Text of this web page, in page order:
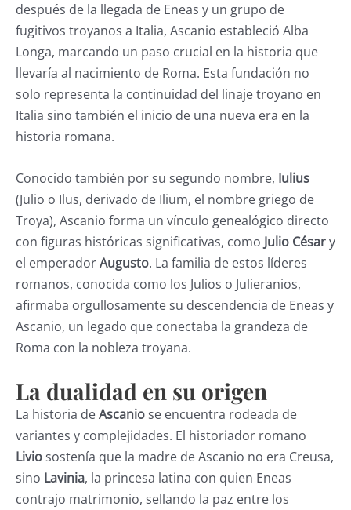
después de la llegada de Eneas y un grupo de
fugitivos troyanos a Italia, Ascanio estableció Alba
Longa, marcando un paso crucial en la historia que
llevaría al nacimiento de Roma. Esta fundación no
solo representa la continuidad del linaje troyano en
Italia sino también el inicio de una nueva era en la
historia romana.
Conocido también por su segundo nombre, Iulius
(Julio o Ilus, derivado de Ilium, el nombre griego de
Troya), Ascanio forma un vínculo genealógico directo
con figuras históricas significativas, como Julio Césary
el emperadorAugusto. La familia de estos líderes
romanos, conocida como los Julios o Julieranios,
afirmaba orgullosamente su descendencia de Eneas y
Ascanio, un legado que conectaba la grandeza de
Roma con la nobleza troyana.
La dualidad en su origen
La historia deAscaniose encuentra rodeada de
variantes y complejidades. El historiador romano
Liviosostenía que la madre de Ascanio no era Creusa,
sino Lavinia, la princesa latina con quien Eneas
contrajo matrimonio, sellando la paz entre los